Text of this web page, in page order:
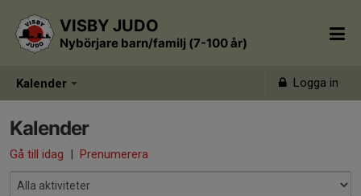
Kalender Logga in
VISBY JUDO
Nybörjare barn/familj (7-100 år)
Kalender
Gå till idag | Prenumerera